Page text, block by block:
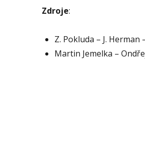
Zdroje:
Z. Pokluda – J.
Martin Jemelka –